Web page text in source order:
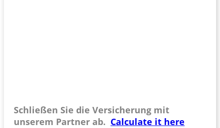
Schließen Sie die Versicherung mit
unserem Partner ab. Calculate it here